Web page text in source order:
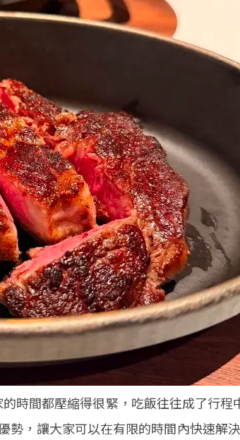
時間都壓縮得很緊，吃飯往往成了行程
勢，讓大家可以在有限的時間內快速解